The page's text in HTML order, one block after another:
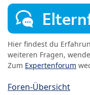
Hier findest du
weiteren Fragen,
Zum Expertenforum
Foren-Übersicht